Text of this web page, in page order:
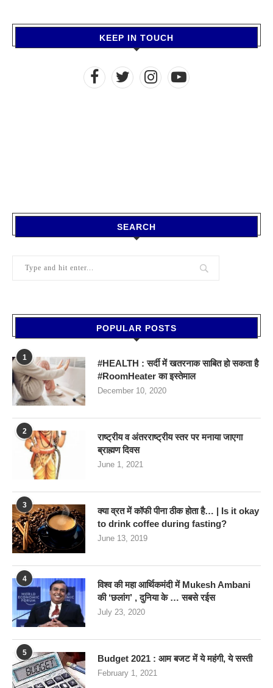
KEEP IN TOUCH
SEARCH
POPULAR POSTS
1
#HEALTH : सर्दी में खतरनाक साबित हो सकता है
#RoomHeater का इस्तेमाल
December 10, 2020
2
राष्ट्रीय व अंतरराष्ट्रीय स्तर पर मनाया जाएगा
ब्राह्मण दिवस
June 1, 2021
3
क्या व्रत में कॉफी पीना ठीक होता है… | Is it okay
to drink coffee during fasting?
June 13, 2019
4
विश्व की महा आर्थिकमंदी में Mukesh Ambani
की ‘छलांग’ , दुनिया के … सबसे रईस
July 23, 2020
5
Budget 2021 : आम बजट में ये महंगी, ये सस्‍ती
February 1, 2021